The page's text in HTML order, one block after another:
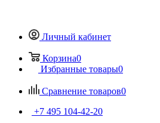
Личный кабинет
Корзина0
Избранные товары0
Сравнение товаров0
+7 495 104-42-20